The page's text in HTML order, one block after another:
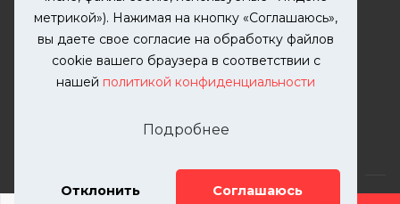
метрикой»). Нажимая на кнопку «Соглашаюсь»,
вы даете свое согласие на обработку файлов
cookie вашего браузера в соответствии с
нашей политикой конфиденциальности
Подробнее
Отклонить Соглашаюсь
+7 (499) 302-00-57 ЗАКАЗАТЬ ЗВОНОК
zakaz@kutuzovv.ru
г. Москва, Краснобогатырская